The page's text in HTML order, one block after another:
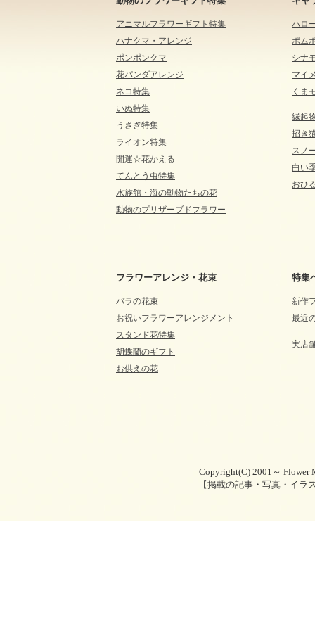
アニマルフラワーギフト特集
ハナクマ・アレンジ
ポンポンクマ
花パンダアレンジ
ネコ特集
いぬ特集
うさぎ特集
ライオン特集
開運☆花かえる
てんとう虫特集
水族館・海の動物たちの花
動物のプリザーブドフラワー
ハロ
ポム
シナ
マイ
くま
縁起
招き
スノ
白い
おひ
フラワーアレンジ・花束 特集
バラの花束
お祝いフラワーアレンジメント
スタンド花特集
胡蝶蘭のギフト
お供えの花
新作
最近
実店
Copyright(C) 2001～ Flower
【掲載の記事・写真・イ